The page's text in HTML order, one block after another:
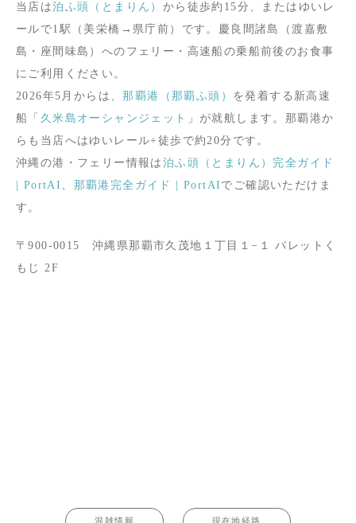
当店は泊ふ頭（とまりん） から徒歩約15分、またはゆいレ
ールで1駅（美栄橋→県庁前）です。慶良間諸島（渡嘉敷
島・座間味島）へのフェリー・高速船の乗船前後のお食事
にご利用ください。
2026年5月からは、那覇港（那覇ふ頭） を発着する新高速
船「 久米島オーシャンジェット
」が就航します。那覇港か
らも当店へはゆいレール+徒歩で約20分です。
沖縄の港・フェリー情報は 泊ふ頭（とまりん）完全ガイド
| PortAI 、 那覇港完全ガイド | PortAI でご確認いただけま
す。
〒900-0015 沖縄県那覇市久茂地１丁目１−１ パレットく
もじ 2F
混雑情報 現在地経路